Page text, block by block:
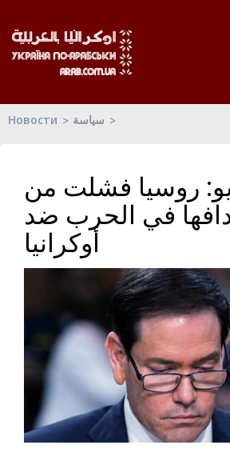
Новости سياسة
روسيا فشلت من
في الحرب ضد
أوكرانيا